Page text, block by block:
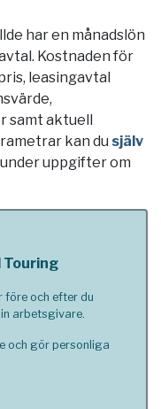
har en månadslön
Kostnaden för
leasingavtal
samt aktuell
kan du själv
uppgifter om
Touring
före och efter du
arbetsgivare.
och gör personliga